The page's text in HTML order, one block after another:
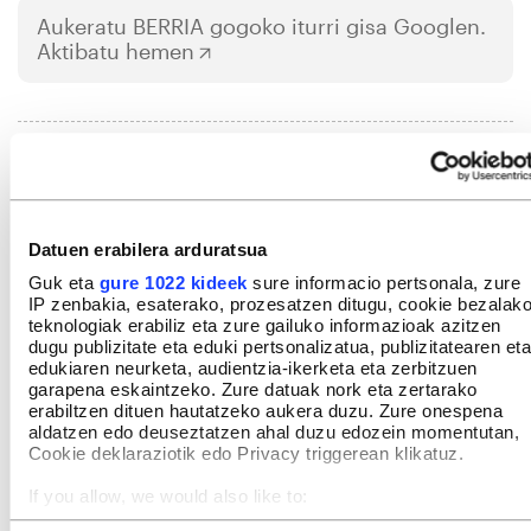
Datuen erabilera arduratsua
Guk eta gure 1022 kideek sure informacio pertsonala, zure
IP zenbakia, esaterako, prozesatzen ditugu, cookie bezalako
teknologiak erabiliz eta zure gailuko informazioak azitzen
dugu publizitate eta eduki pertsonalizatua, publizitatearen eta
edukiaren neurketa, audientzia-ikerketa eta zerbitzuen
garapena eskaintzeko. Zure datuak nork eta zertarako
erabiltzen dituen hautatzeko aukera duzu. Zure onespena
aldatzen edo deuseztatzen ahal duzu edozein momentutan,
Cookie deklaraziotik edo Privacy triggerean klikatuz.
If you allow, we would also like to:
Collect information about your geographical location
Aukeratu BERRIA gogoko iturri gisa Googlen.
Aktibatu hemen
Ez dago iruzkinik